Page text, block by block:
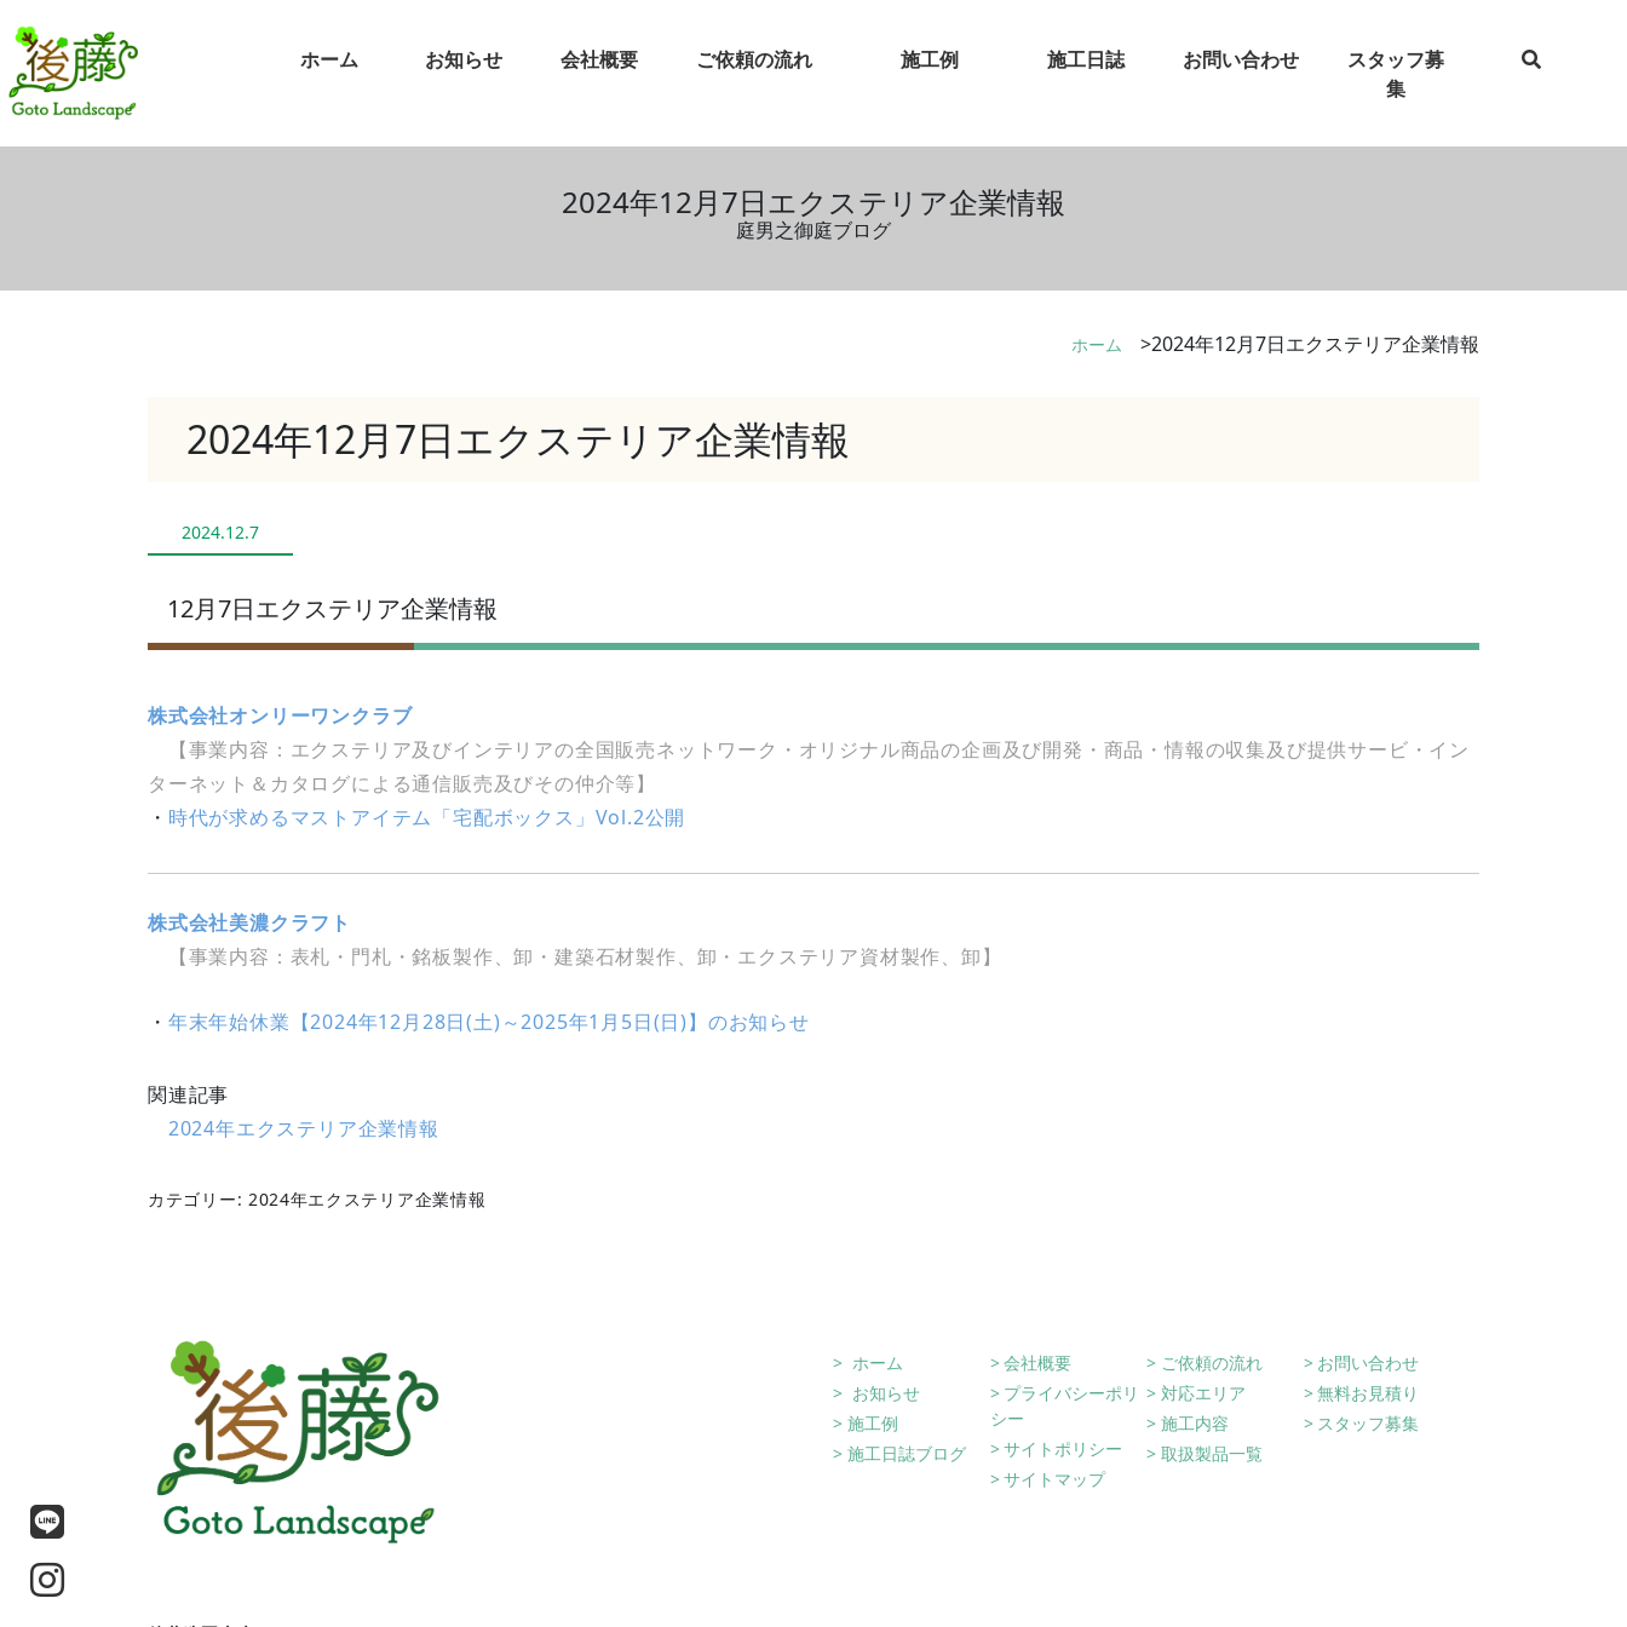
ホーム お知らせ 会社概要 ご依頼の流れ 施工例 施工日誌 お問い合わせ
スタッフ募
集
2024年12月7日エクステリア企業情報
庭男之御庭ブログ
ホーム 2024年12月7日エクステリア企業情報
2024年12月7日エクステリア企業情報
2024.12.7
12月7日エクステリア企業情報
株式会社オンリーワンクラブ
【事業内容：エクステリア及びインテリアの全国販売ネットワーク・オリジナル商品の企画及び開発・商品・情報の収集及び提供サービ・イン
ターネット＆カタログによる通信販売及びその仲介等】
・ 時代が求めるマストアイテム「宅配ボックス」Vol.2公開
株式会社美濃クラフト
【事業内容：表札・門札・銘板製作、卸・建築石材製作、卸・エクステリア資材製作、卸】
・ 年末年始休業【2024年12月28日(土)～2025年1月5日(日)】のお知らせ
関連記事
2024年エクステリア企業情報
カテゴリー: 2024年エクステリア企業情報
Site Navigation
ホーム
お知らせ
施工例
施工日誌ブログ
会社概要
プライバシーポリ
シー
サイトポリシー
サイトマップ
ご依頼の流れ
対応エリア
施工内容
取扱製品一覧
お問い合わせ
無料お見積り
スタッフ募集